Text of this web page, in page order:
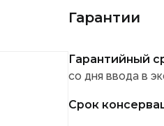
Гарантии
Гарантийный
со дня ввода в
Срок